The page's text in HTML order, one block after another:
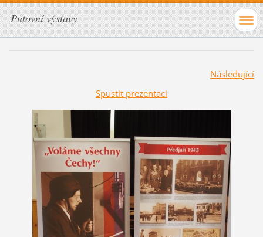
Putovní výstavy
Následující
Spustit prezentaci